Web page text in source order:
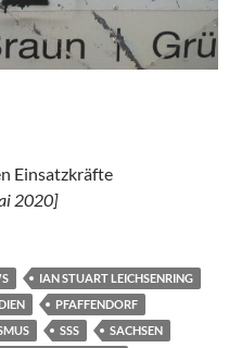
Einsatzkräfte
2020]
IAN STUART LEICHSENRING
PFAFFENDORF
SSS
SACHSEN